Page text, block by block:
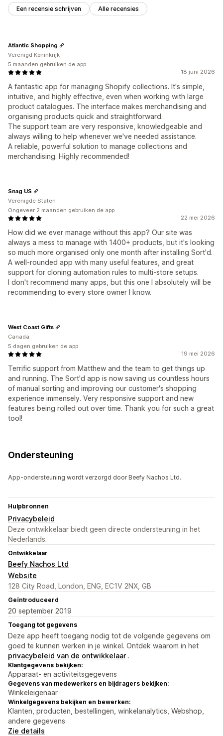
Een recensie schrijven Alle recensies
18 juni 2026
A fantastic app for managing Shopify collections. It's simple,
intuitive, and highly effective, even when working with large
product catalogues. The interface makes merchandising and
organising products quick and straightforward.
The support team are very responsive, knowledgeable and
always willing to help whenever we've needed assistance.
A reliable, powerful solution to manage collections and
merchandising. Highly recommended!
Atlantic Shopping
Verenigd Koninkrijk
5 maanden gebruiken de app
22 mei 2026
How did we ever manage without this app? Our site was
always a mess to manage with 1400+ products, but it's looking
so much more organised only one month after installing Sort'd.
A well-rounded app with many useful features, and great
support for cloning automation rules to multi-store setups.
I don't recommend many apps, but this one I absolutely will be
recommending to every store owner I know.
Snag US
Verenigde Staten
Ongeveer 2 maanden gebruiken de app
19 mei 2026
Terrific support from Matthew and the team to get things up
and running. The Sort'd app is now saving us countless hours
of manual sorting and improving our customer's shopping
experience immensely. Very responsive support and new
features being rolled out over time. Thank you for such a great
tool!
West Coast Gifts
Canada
5 dagen gebruiken de app
Ondersteuning
App-ondersteuning wordt verzorgd door Beefy Nachos Ltd.
Hulpbronnen
Privacybeleid
Deze ontwikkelaar biedt geen directe ondersteuning in het
Nederlands.
Ontwikkelaar
Beefy Nachos Ltd
Website
128 City Road, London, ENG, EC1V 2NX, GB
Geïntroduceerd
20 september 2019
Toegang tot gegevens
Deze app heeft toegang nodig tot de volgende gegevens om
goed te kunnen werken in je winkel. Ontdek waarom in het
privacybeleid van de ontwikkelaar .
Klantgegevens bekijken:
Apparaat- en activiteitsgegevens
Gegevens van medewerkers en bijdragers bekijken:
Winkeleigenaar
Winkelgegevens bekijken en bewerken:
Klanten, producten, bestellingen, winkelanalytics, Webshop,
andere gegevens
Zie details